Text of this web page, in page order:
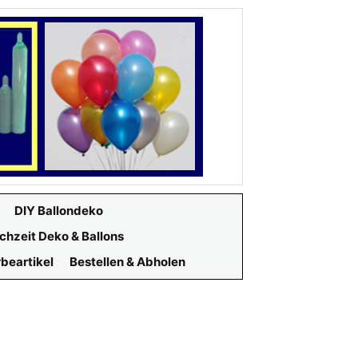
DIY Ballondeko
Deko & Ballons
Bestellen & Abholen